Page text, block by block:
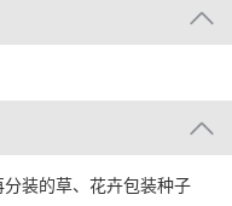
装的草、花卉包装种子